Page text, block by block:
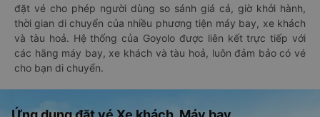
đặt vé cho phép người dùng so sánh giá cả, giờ khởi hành,
thời gian di chuyển của nhiều phương tiện máy bay, xe khách
và tàu hoả. Hệ thống của Goyolo được liên kết trực tiếp với
các hãng máy bay, xe khách và tàu hoả, luôn đảm bảo có vé
cho bạn di chuyển.